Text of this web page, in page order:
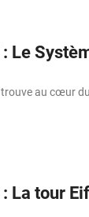
: Le
au cœur
La tour